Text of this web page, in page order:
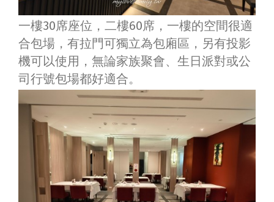
一樓30席座位，二樓60席，一樓的空間很適
合包場，有拉門可獨立為包廂區，另有投影
機可以使用，無論家族聚會、 生日派對或公
司行號包場都好適合。